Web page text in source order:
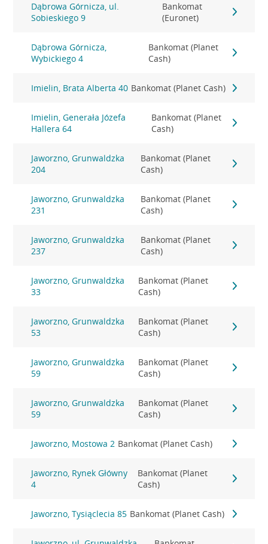
Dąbrowa Górnicza, ul.
Sobieskiego 9
Bankomat
(Euronet)
Dąbrowa Górnicza,
Wybickiego 4
Bankomat (Planet
Cash)
Imielin, Brata Alberta 40 Bankomat (Planet Cash)
Imielin, Generała Józefa
Hallera 64
Bankomat (Planet
Cash)
Jaworzno, Grunwaldzka
204
Bankomat (Planet
Cash)
Jaworzno, Grunwaldzka
231
Bankomat (Planet
Cash)
Jaworzno, Grunwaldzka
237
Bankomat (Planet
Cash)
Jaworzno, Grunwaldzka
33
Bankomat (Planet
Cash)
Jaworzno, Grunwaldzka
53
Bankomat (Planet
Cash)
Jaworzno, Grunwaldzka
59
Bankomat (Planet
Cash)
Jaworzno, Grunwaldzka
59
Bankomat (Planet
Cash)
Jaworzno, Mostowa 2 Bankomat (Planet Cash)
Jaworzno, Rynek Główny
4
Bankomat (Planet
Cash)
Jaworzno, Tysiąclecia 85 Bankomat (Planet Cash)